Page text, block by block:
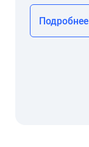
Подробнее